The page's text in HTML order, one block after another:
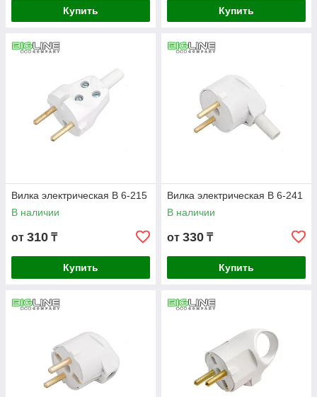
Купить Купить
Вилка электрическая В 6-215
В наличии
от 310 ₸
Купить
Вилка электрическая В 6-241
В наличии
от 330 ₸
Купить